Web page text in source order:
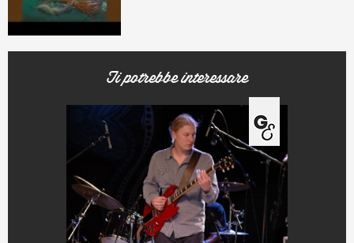
Ti potrebbe interessare